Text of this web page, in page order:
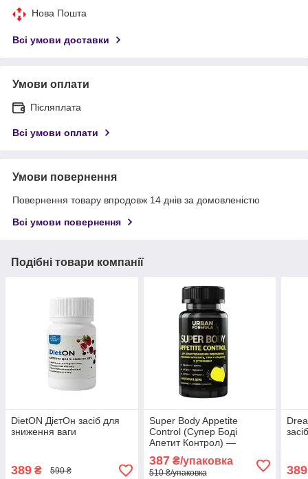
Нова Пошта
Всі умови доставки
Умови оплати
Післяплата
Всі умови оплати
Умови повернення
Повернення товару впродовж 14 днів за домовленістю
Всі умови повернення
Подібні товари компанії
DietON ДієтОн засіб для
зниження ваги
389 ₴ 590 ₴
Super Body Appetite
Control (Супер Боді
Апетит Контрол) —
капсули для схуднення
387₴/упаковка
510 ₴/упаковка 389